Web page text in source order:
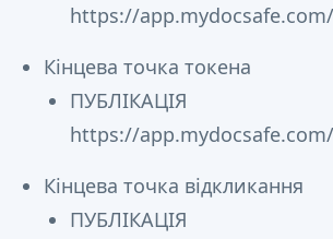
https://
Кінцева точка токена
ПУБЛІКАЦІЯ
https://
Кінцева точка відкликання
ПУБЛІКАЦІЯ